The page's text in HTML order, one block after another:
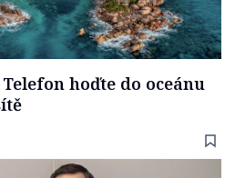
hoďte do oceánu